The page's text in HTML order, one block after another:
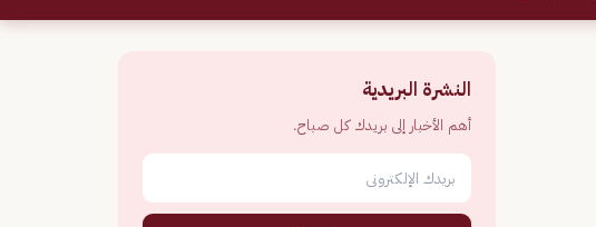
النشرة البريدية
أهم الأخبار إلى بريدك كل صباح.